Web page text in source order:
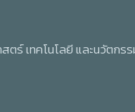
เทคโนโลยี และนวัตกรร